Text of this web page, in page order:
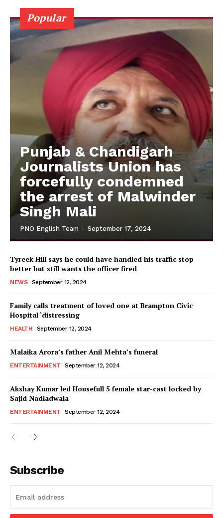
Popular
Punjab & Chandigarh
Journalists Union has
forcefully condemned
the arrest of Malwinder
Singh Mali
PNO English Team - September 17, 2024
Tyreek Hill says he could have handled his traffic stop
better but still wants the officer fired
NEWS September 12, 2024
Family calls treatment of loved one at Brampton Civic
Hospital ‘distressing
HEALTH September 12, 2024
Malaika Arora’s father Anil Mehta’s funeral
ENTERTAINMENT September 12, 2024
Akshay Kumar led Housefull 5 female star-cast locked by
Sajid Nadiadwala
ENTERTAINMENT September 12, 2024
Subscribe